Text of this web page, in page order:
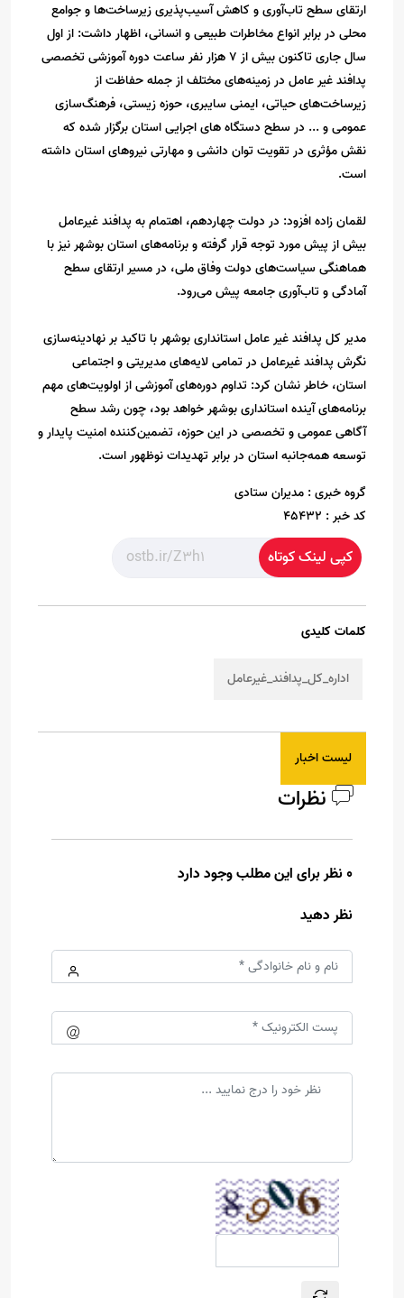
ارتقای سطح تاب‌آوری و کاهش آسیب‌پذیری زیرساخت‌ها و جوامع
محلی در برابر انواع مخاطرات طبیعی و انسانی، اظهار داشت: از اول
سال جاری تاکنون بیش از ۷ هزار نفر ساعت دوره آموزشی تخصصی
پدافند غیر عامل در زمینه‌های مختلف از جمله حفاظت از
زیرساخت‌های حیاتی، ایمنی سایبری، حوزه زیستی، فرهنگ‌سازی
عمومی و ... در سطح دستگاه های اجرایی استان برگزار شده که
نقش مؤثری در تقویت توان دانشی و مهارتی نیروهای استان داشته
است.
لقمان زاده افزود: در دولت چهاردهم، اهتمام به پدافند غیرعامل
بیش از پیش مورد توجه قرار گرفته و برنامه‌های استان بوشهر نیز با
هماهنگی سیاست‌های دولت وفاق ملی، در مسیر ارتقای سطح
آمادگی و تاب‌آوری جامعه پیش می‌رود.
مدیر کل پدافند غیر عامل استانداری بوشهر با تاکید بر نهادینه‌سازی
نگرش پدافند غیرعامل در تمامی لایه‌های مدیریتی و اجتماعی
استان، خاطر نشان کرد: تداوم دوره‌های آموزشی از اولویت‌های مهم
برنامه‌های آینده استانداری بوشهر خواهد بود، چون رشد سطح
آگاهی عمومی و تخصصی در این حوزه، تضمین‌کننده امنیت پایدار و
توسعه همه‌جانبه استان در برابر تهدیدات نوظهور است.
گروه خبری : مدیران ستادی
کد خبر : 45432
کپی لینک کوتاه
کلمات کلیدی
اداره_کل_پدافند_غیرعامل
لیست اخبار
نظرات
0 نظر برای این مطلب وجود دارد
نظر دهید